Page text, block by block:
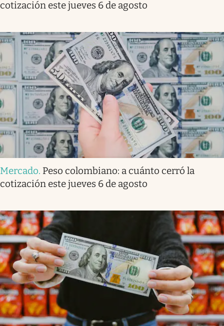
cotización este jueves 6 de agosto
Mercado. Peso colombiano: a cuánto cerró la
cotización este jueves 6 de agosto